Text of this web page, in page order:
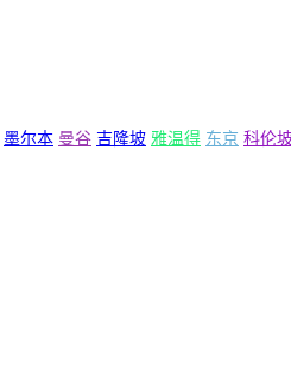
墨尔本 曼谷 吉隆坡 雅温得 东京 科伦